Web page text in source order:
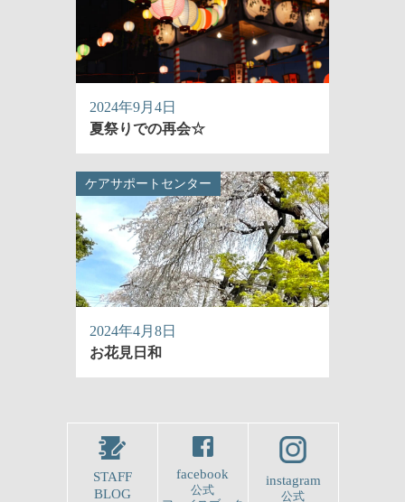
2024年9月4日
夏祭りでの再会☆
ケアサポートセンター
2024年4月8日
お花見日和
STAFF
BLOG
facebook
公式
instagram
公式